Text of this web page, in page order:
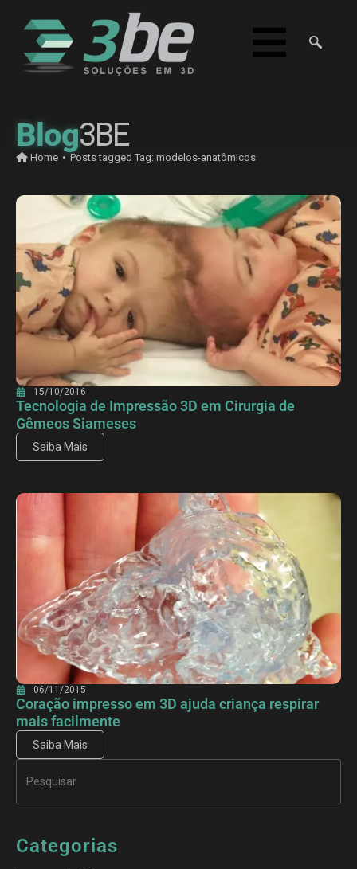
Blog3BE
Home • Posts tagged Tag: modelos-anatômicos
15/10/2016
Tecnologia de Impressão 3D em Cirurgia de
Gêmeos Siameses
Saiba Mais
06/11/2015
Coração impresso em 3D ajuda criança respirar
mais facilmente
Saiba Mais
Categorias